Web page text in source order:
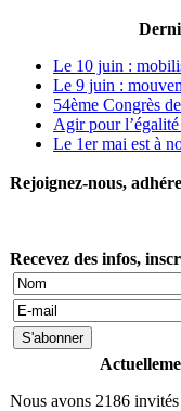
Le 10 juin :
Le 9 juin :
54ème Congrès
Agir pour
Le 1er mai est à
Rejoignez-nous,
Recevez des infos,
Nous avons 2186